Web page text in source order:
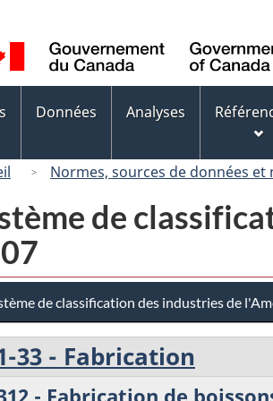
Données Analyses
Normes, sources de données et
de
de classification des industries de
33 - Fabrication
- Fabrication de